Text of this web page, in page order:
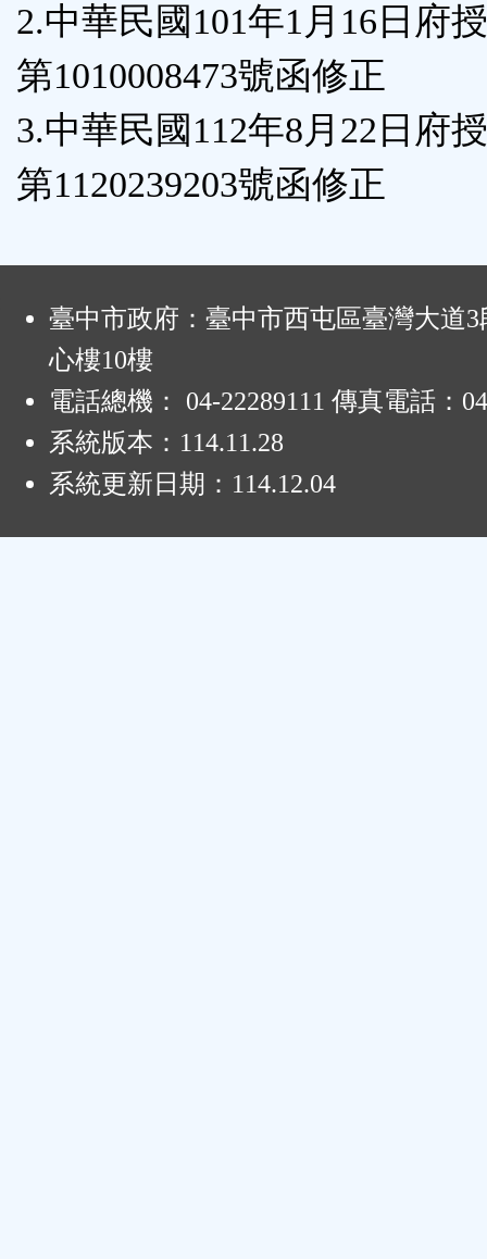
區
2.中華民國101年1月16日府
第1010008473號函修正
3.中華民國112年8月22日府
第1120239203號函修正
臺中市政府：臺中市西屯區臺灣大道3
心樓10樓
電話總機： 04-22289111 傳真電話：
系統版本： 114.11.28
系統更新日期： 114.12.04